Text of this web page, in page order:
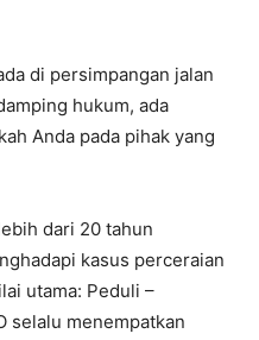
di persimpangan jalan
hukum, ada
Anda pada pihak yang
dari 20 tahun
kasus perceraian
utama: Peduli –
selalu menempatkan